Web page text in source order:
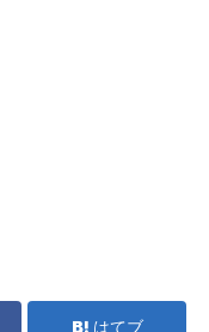
はてブ